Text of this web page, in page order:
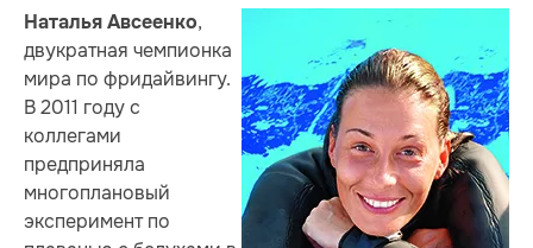
Наталья Авсеенко,
двукратная чемпионка
мира по фридайвингу.
В 2011 году с
коллегами
предприняла
многоплановый
эксперимент по